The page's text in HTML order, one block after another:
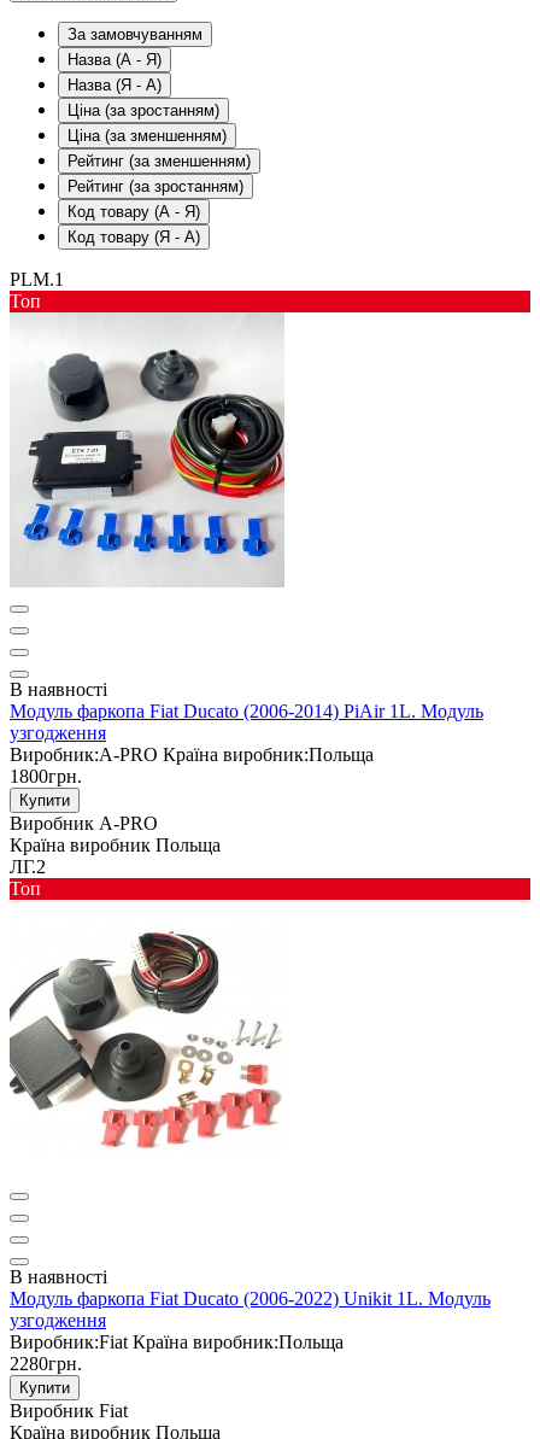
За замовчуванням
Назва (А - Я)
Назва (Я - А)
Ціна (за зростанням)
Ціна (за зменшенням)
Рейтинг (за зменшенням)
Рейтинг (за зростанням)
Код товару (А - Я)
Код товару (Я - А)
PLM.1
Toп
В наявності
Модуль фаркопа Fiat Ducato (2006-2014) PiAir 1L. Модуль
узгодження
Виробник:A-PRO Країна виробник:Польща
1800грн.
Купити
Виробник A-PRO
Країна виробник Польща
ЛГ.2
Toп
В наявності
Модуль фаркопа Fiat Ducato (2006-2022) Unikit 1L. Модуль
узгодження
Виробник:Fiat Країна виробник:Польща
2280грн.
Купити
Виробник Fiat
Країна виробник Польща